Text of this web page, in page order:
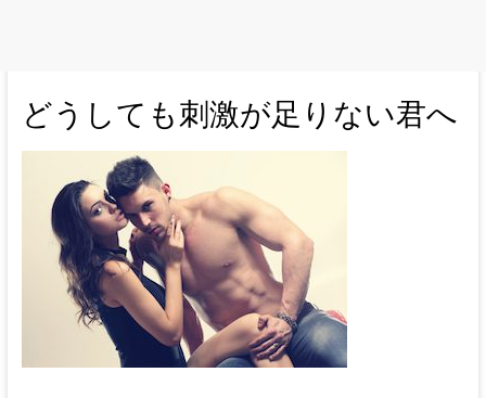
どうしても刺激が足りない君へ